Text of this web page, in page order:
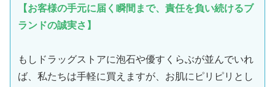
【お客様の手元に届く瞬間まで、責任を負い続けるブ
ランドの誠実さ】
もしドラッグストアに泡石や優すくらぶが並んでいれ
ば、私たちは手軽に買えますが、お肌にピリピリとし